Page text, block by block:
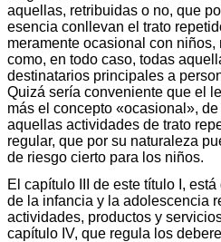
aquellas, retribuidas o no, que
esencia conllevan el trato
meramente ocasional con
como, en todo caso, todas
destinatarios principales a
Quizá sería conveniente que el
más el concepto «ocasional»,
aquellas actividades de trato
regular, que por su naturaleza
de riesgo cierto para los niños.
El capítulo III de este título I,
de la infancia y la adolescencia
actividades, productos y
capítulo IV, que regula los